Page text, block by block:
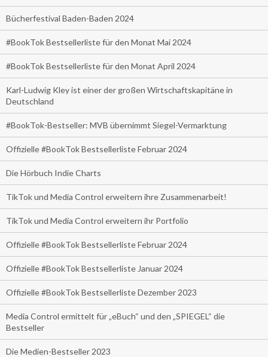
Bücherfestival Baden-Baden 2024
#BookTok Bestsellerliste für den Monat Mai 2024
#BookTok Bestsellerliste für den Monat April 2024
Karl-Ludwig Kley ist einer der großen Wirtschaftskapitäne in
Deutschland
#BookTok-Bestseller: MVB übernimmt Siegel-Vermarktung
Offizielle #BookTok Bestsellerliste Februar 2024
Die Hörbuch Indie Charts
TikTok und Media Control erweitern ihre Zusammenarbeit!
TikTok und Media Control erweitern ihr Portfolio
Offizielle #BookTok Bestsellerliste Februar 2024
Offizielle #BookTok Bestsellerliste Januar 2024
Offizielle #BookTok Bestsellerliste Dezember 2023
Media Control ermittelt für „eBuch“ und den „SPIEGEL“ die
Bestseller
Die Medien-Bestseller 2023